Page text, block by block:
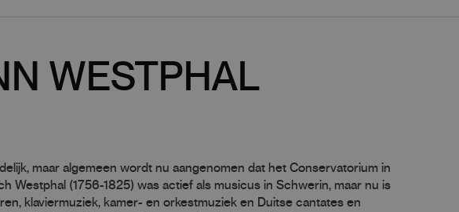
WESTPHAL
maar algemeen wordt nu aangenomen dat het Conservatorium in
Westphal (1756-1825) was actief als musicus in Schwerin, maar nu is
klaviermuziek, kamer- en orkestmuziek en Duitse cantates en